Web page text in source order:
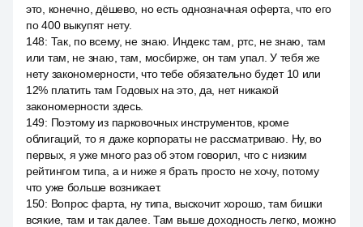
это, конечно, дёшево, но есть однозначная оферта, что его
по 400 выкупят нету.
148: Так, по всему, не знаю. Индекс там, ртс, не знаю, там
или там, не знаю, там, мосбирже, он там упал. У тебя же
нету закономерности, что тебе обязательно будет 10 или
12% платить там Годовых на это, да, нет никакой
закономерности здесь.
149: Поэтому из парковочных инструментов, кроме
облигаций, то я даже корпораты не рассматриваю. Ну, во
первых, я уже много раз об этом говорил, что с низким
рейтингом типа, а и ниже я брать просто не хочу, потому
что уже больше возникает.
150: Вопрос фарта, ну типа, выскочит хорошо, там бишки
всякие, там и так далее. Там выше доходность легко, можно